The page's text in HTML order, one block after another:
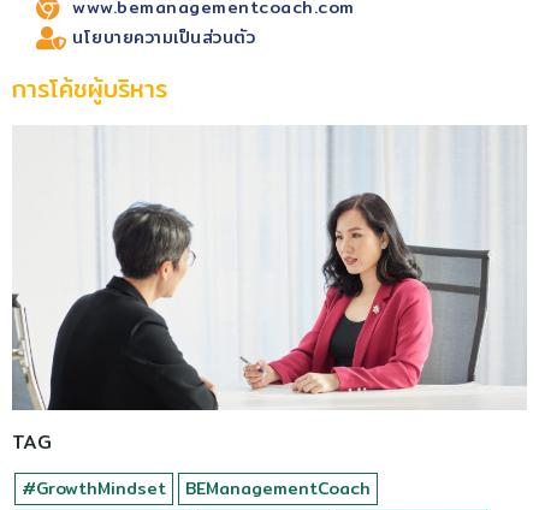
www.bemanagementcoach.com
นโยบายความเป็นส่วนตัว
การโค้ชผู้บริหาร
TAG
#GrowthMindset
BEManagementCoach